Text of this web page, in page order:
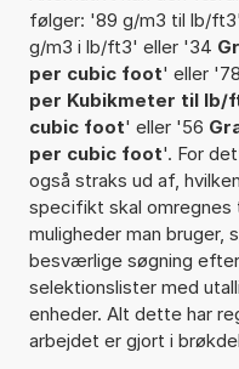
følger: '89 g/m3 til lb/
g/m3 i lb/ft3' eller '34
per cubic foot' eller '78
per Kubikmeter til lb/
cubic foot' eller '56
per cubic foot'. For
også straks ud af,
specifikt skal omregnes
muligheder man bruger,
besværlige søgning
selektionslister med
enheder. Alt dette har
arbejdet er gjort i